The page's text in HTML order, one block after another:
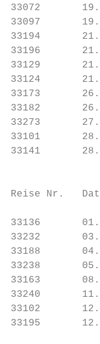
33072
33097
33194
33196
33129
33124
33173
33182
33273
33101
33141
Reise Nr.
33136
33232
33188
33238
33163
33240
33102
33195